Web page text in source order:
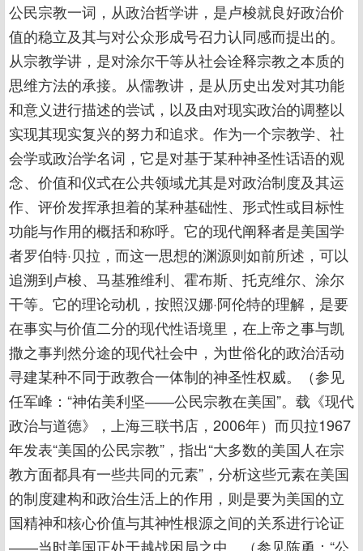
公民宗教一词，从政治哲学讲，是卢梭就良好政治价
值的稳立及其与对公众形成号召力认同感而提出的。
从宗教学讲，是对涂尔干等从社会诠释宗教之本质的
思维方法的承接。从儒教讲，是从历史出发对其功能
和意义进行描述的尝试，以及由对现实政治的调整以
实现其现实复兴的努力和追求。作为一个宗教学、社
会学或政治学名词，它是对基于某种神圣性话语的观
念、价值和仪式在公共领域尤其是对政治制度及其运
作、评价发挥承担着的某种基础性、形式性或目标性
功能与作用的概括和称呼。它的现代阐释者是美国学
者罗伯特·贝拉，而这一思想的渊源则如前所述，可以
追溯到卢梭、马基雅维利、霍布斯、托克维尔、涂尔
干等。它的理论动机，按照汉娜·阿伦特的理解，是要
在事实与价值二分的现代性语境里，在上帝之事与凯
撒之事判然分途的现代社会中，为世俗化的政治活动
寻建某种不同于政教合一体制的神圣性权威。（参见
任军峰：“神佑美利坚――公民宗教在美国”。载《现代
政治与道德》，上海三联书店，2006年）而贝拉1967
年发表“美国的公民宗教”，指出“大多数的美国人在宗
教方面都具有一些共同的元素”，分析这些元素在美国
的制度建构和政治生活上的作用，则是要为美国的立
国精神和核心价值与其神性根源之间的关系进行论证
――当时美国正处于越战困局之中。（参见陈勇：“公